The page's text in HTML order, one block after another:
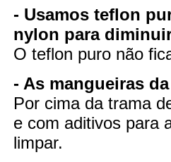
- Usamos teflon
nylon para
O teflon puro não
- As mangueiras
Por cima da trama
e com aditivos para
limpar.